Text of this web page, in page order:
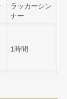
ラッカーシン
ナー
1時間